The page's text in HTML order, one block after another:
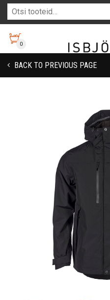
0
BACK TO PREVIOUS PAGE